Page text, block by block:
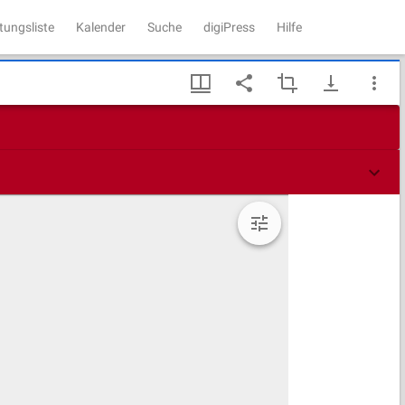
Kalender Suche digiPress Hilfe